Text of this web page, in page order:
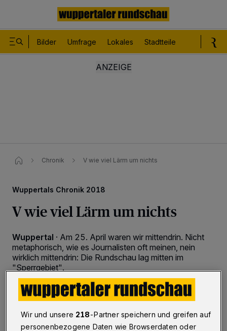
Bilder Umfrage Lokales Stadtteile
Chronik V wie viel Lärm um nichts
Wuppertals Chronik 2018
V wie viel Lärm um nichts
Wuppertal · Am 25. April waren wir mittendrin. Nicht
metaphorisch, wie es Journalisten oft meinen, nein
wirklich mittendrin: Die Rundschau lag mitten im
"Sperrgebiet".
30.12.2018 , 21:05 Uhr Eine Minute Lesezeit
Wir und unsere 218-Partner speichern und greifen auf
personenbezogene Daten wie Browserdaten oder